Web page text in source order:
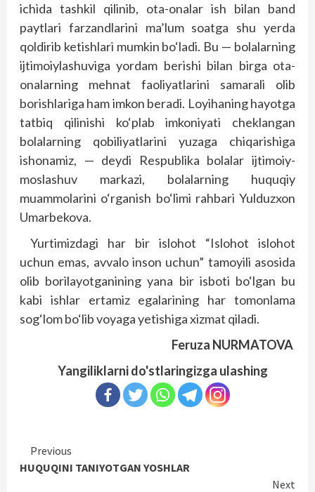
ichida tashkil qilinib, ota-onalar ish bilan band
paytlari farzandlarini ma’lum soatga shu yerda
qoldirib ketishlari mumkin bo‘ladi. Bu — bolalarning
ijtimoiylashuviga yordam berishi bilan birga ota-
onalarning mehnat faoliyatlarini samarali olib
borishlariga ham imkon beradi. Loyihaning hayotga
tatbiq qilinishi ko‘plab imkoniyati cheklangan
bolalarning qobiliyatlarini yuzaga chiqarishiga
ishonamiz, — deydi Respublika bolalar ijtimoiy-
moslashuv markazi, bolalarning huquqiy
muammolarini o‘rganish bo‘limi rahbari Yulduzxon
Umarbekova.
Yurtimizdagi har bir islohot “Islohot islohot
uchun emas, avvalo inson uchun” tamoyili asosida
olib borilayotganining yana bir isboti bo‘lgan bu
kabi ishlar ertamiz egalarining har tomonlama
sog‘lom bo‘lib voyaga yetishiga xizmat qiladi.
Feruza NURMATOVA
Yangiliklarni do'stlaringizga ulashing
Continue
Reading
Previous
HUQUQINI TANIYOTGAN YOSHLAR
Next